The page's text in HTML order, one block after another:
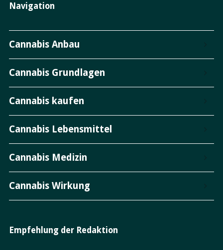
Navigation
Cannabis Anbau
Cannabis Grundlagen
Cannabis kaufen
Cannabis Lebensmittel
Cannabis Medizin
Cannabis Wirkung
Empfehlung der Redaktion